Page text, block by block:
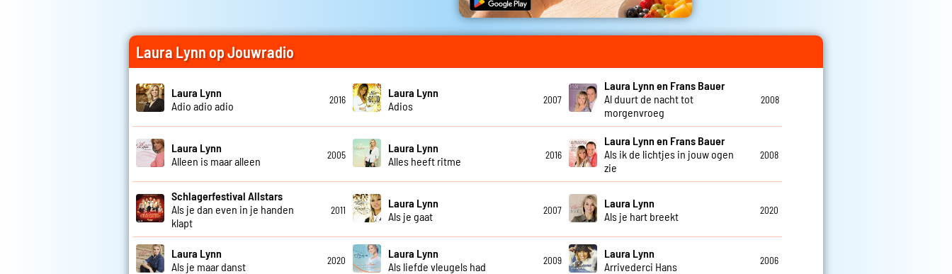
Laura Lynn op Jouwradio
Laura Lynn
Adio adio adio
2016
Laura Lynn
Adios
2007
Laura Lynn en Frans Bauer
Al duurt de nacht tot
morgenvroeg
2008
Laura Lynn
Alleen is maar alleen
2005
Laura Lynn
Alles heeft ritme
2016
Laura Lynn en Frans Bauer
Als ik de lichtjes in jouw ogen
zie
2008
Schlagerfestival Allstars
Als je dan even in je handen
klapt
2011
Laura Lynn
Als je gaat
2007
Laura Lynn
Als je hart breekt
2020
Laura Lynn
Als je maar danst
2020
Laura Lynn
Als liefde vleugels had
2009
Laura Lynn
Arrivederci Hans
2006